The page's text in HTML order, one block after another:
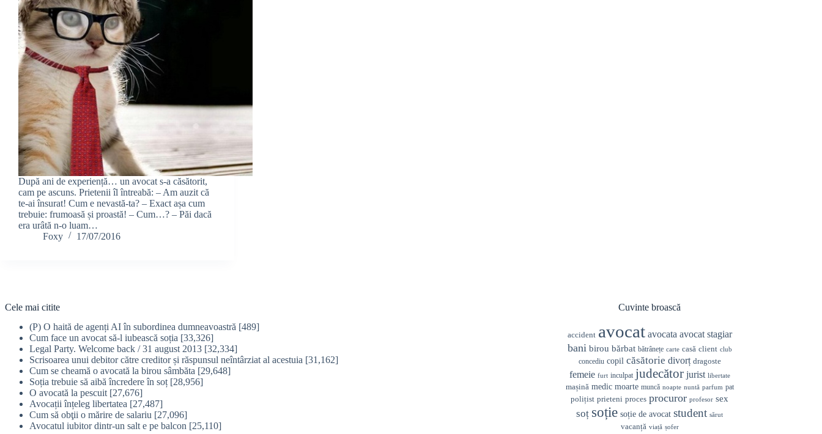
După ani de experiență… un avocat s-a căsătorit,
cam pe ascuns. Prietenii îl întreabă: – Am auzit că
te-ai însurat! Cum e nevastă-ta? – Exact așa cum
trebuie: frumoasă și proastă! – Cum…? – Păi dacă
era urâtă n-o luam…
Foxy
17/07/2016
Cele mai citite
(P) O haită de agenți AI în subordinea dumneavoastră [489]
Cum face un avocat să-l iubească soția [33,326]
Legal Party. Welcome back / 31 august 2013 [32,334]
Scrisoarea unui debitor către creditor și răspunsul neîntârziat al acestuia [31,162]
Cum se cheamă o avocată la birou sâmbăta [29,648]
Soția trebuie să aibă încredere în soț [28,956]
O avocată la pescuit [27,676]
Avocații înțeleg libertatea [27,487]
Cum să obţii o mărire de salariu [27,096]
Avocatul iubitor dintr-un salt e pe balcon [25,110]
Cuvinte broască
accident avocat avocata avocat stagiar
bani birou bărbat bătrânețe carte casă client club
concediu copil căsătorie divorț dragoste
femeie furt inculpat judecător jurist libertate
mașină medic moarte muncă noapte nuntă parfum pat
polițist prieteni proces procuror profesor sex
soț soție soție de avocat student sărut
vacanță viață șofer